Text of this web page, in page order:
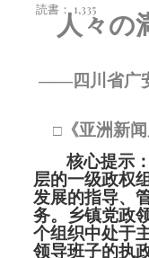
読書： 1,335
人々の
——四川省广
□ 《亚洲新
核心提示
层的一级政权
发展的指导、
务。乡镇党政
个组织中处于
领导班子的执